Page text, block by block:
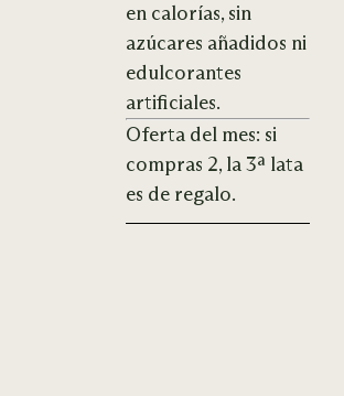
en calorías, sin
azúcares añadidos ni
edulcorantes
artificiales.
Oferta del mes: si
compras 2, la 3ª lata
es de regalo.